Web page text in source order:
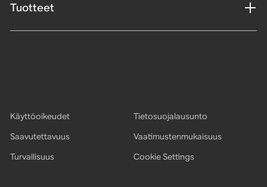
Tuotteet
Käyttöoikeudet
Tietosuojalausunto
Saavutettavuus
Vaatimustenmukaisuus
Turvallisuus
Cookie Settings